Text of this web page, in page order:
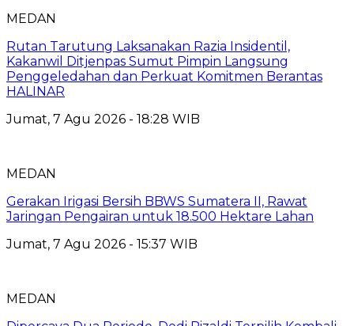
MEDAN
Rutan Tarutung Laksanakan Razia Insidentil,
Kakanwil Ditjenpas Sumut Pimpin Langsung
Penggeledahan dan Perkuat Komitmen Berantas
HALINAR
Jumat, 7 Agu 2026 - 18:28 WIB
MEDAN
Gerakan Irigasi Bersih BBWS Sumatera II, Rawat
Jaringan Pengairan untuk 18.500 Hektare Lahan
Jumat, 7 Agu 2026 - 15:37 WIB
MEDAN